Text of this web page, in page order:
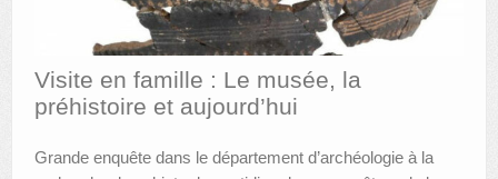
ANIMATIONS DES MUSÉES
PUBLICATIONS
LES APPELS À PROJETS
LE PORTAIL DES COLLECTIONS
Visite en famille : Le musée, la
préhistoire et aujourd’hui
Grande enquête dans le département d’archéologie à la